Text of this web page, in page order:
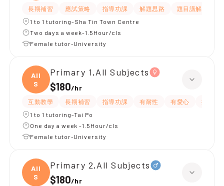
長期補習 應試策略 指導功課 解題思路 題目講解
1 to 1 tutoring-Sha Tin Town Centre
Two days a week-1.5Hour/cls
Female tutor-University
All
S
Primary 1,All Subjects
$180/hr
互動教學 長期補習 指導功課 有耐性 有愛心
提供練
1 to 1 tutoring-Tai Po
One day a week -1.5Hour/cls
Female tutor-University
All
S
Primary 2,All Subjects
$180/hr